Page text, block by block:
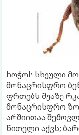
ხოჭოს სხეული
მონაცრისფრო
ფრთებს შუაზე
მონაცრისფრო
არშიითაა
წითელი აქვს;